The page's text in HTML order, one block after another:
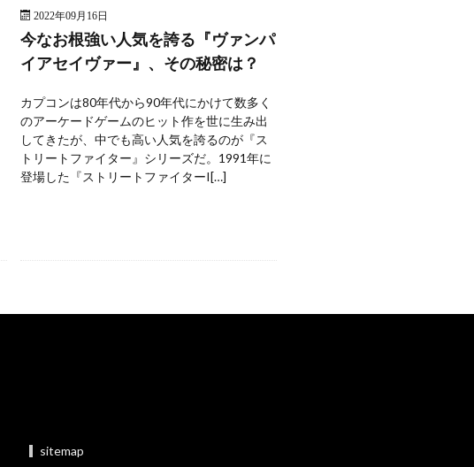
2022年09月16日
今なお根強い人気を誇る『ヴァンパ
イアセイヴァー』、その秘密は？
カプコンは80年代から90年代にかけて数多く
のアーケードゲームのヒット作を世に生み出
してきたが、中でも高い人気を誇るのが『ス
トリートファイター』シリーズだ。1991年に
登場した『ストリートファイターI[…]
sitemap